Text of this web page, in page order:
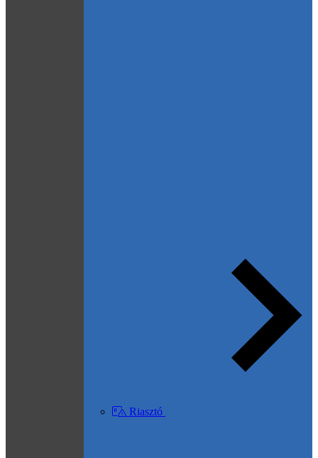
Riasztó